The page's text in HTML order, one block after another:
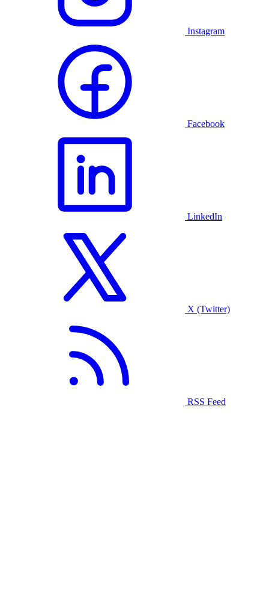
Instagram
Facebook
LinkedIn
X (Twitter)
RSS Feed